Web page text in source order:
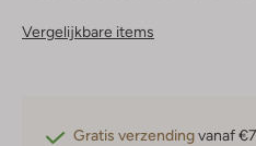
Vergelijkbare items
Gratis verzendingvanaf